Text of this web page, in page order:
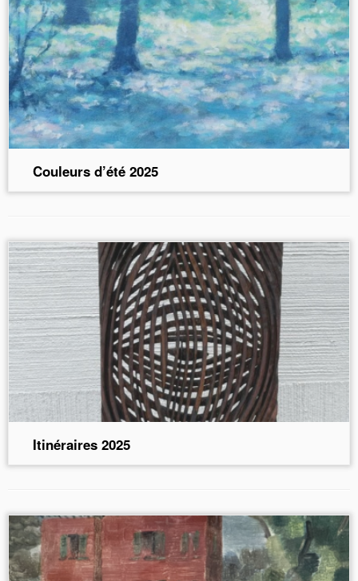
Couleurs d’été 2025
Itinéraires 2025